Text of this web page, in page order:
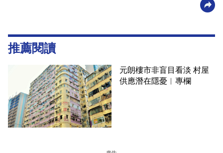
推薦閱讀
元朗樓市非盲目看淡 村屋
供應潛在隱憂︳專欄